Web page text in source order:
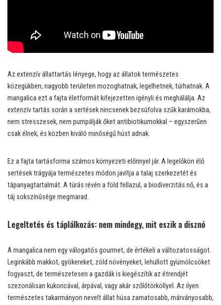
Az extenzív állattartás lényege, hogy az állatok természetes
közegükben, nagyobb területen mozoghatnak, legelhetnek, túrhatnak. A
mangalica ezt a fajta életformát kifejezetten igényli és meghálálja. Az
extenzív tartás során a sertések nincsenek bezsúfolva szűk karámokba,
nem stresszesek, nem pumpálják őket antibiotikumokkal – egyszerűen
csak élnek, és közben kiváló minőségű húst adnak.
Ez a fajta tartásforma számos környezeti előnnyel jár. A legelőkön élő
sertések trágyája természetes módon javítja a talaj szerkezetét és
tápanyagtartalmát. A túrás révén a föld fellazul, a biodiverzitás nő, és a
táj sokszínűsége megmarad.
Legeltetés és táplálkozás: nem mindegy, mit eszik a disznó
A mangalica nem egy válogatós gourmet, de értékeli a változatosságot.
Leginkább makkot, gyökereket, zöld növényeket, lehullott gyümölcsöket
fogyaszt, de természetesen a gazdák is kiegészítik az étrendjét
szezonálisan kukoricával, árpával, vagy akár szőlőtörköllyel. Az ilyen
természetes takarmányon nevelt állat húsa zamatosabb, márványosabb,